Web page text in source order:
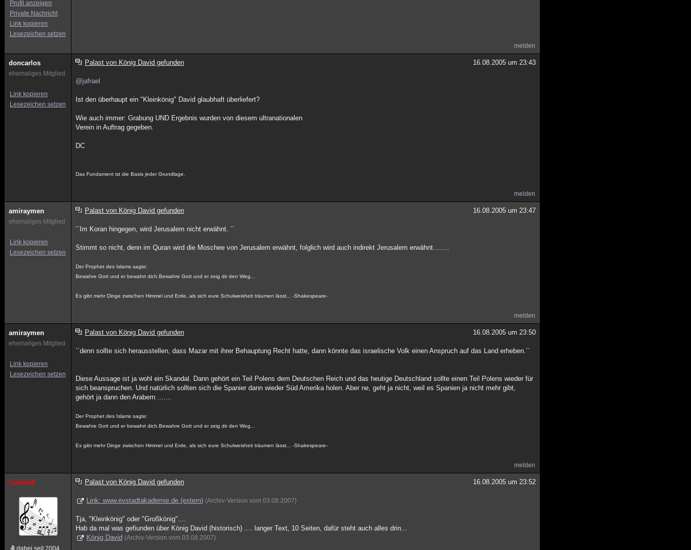
Profil anzeigen
Private Nachricht
Link kopieren
Lesezeichen setzen
melden
doncarlos
ehemaliges Mitglied
Link kopieren
Lesezeichen setzen
Palast von König David gefunden 16.08.2005 um 23:43
@jafrael
Ist den überhaupt ein "Kleinkönig" David glaubhaft überliefert?
Wie auch immer: Grabung UND Ergebnis wurden von diesem ultranationalen
Verein in Auftrag gegeben.
DC
Das Fundament ist die Basis jeder Grundlage.
melden
amiraymen
ehemaliges Mitglied
Link kopieren
Lesezeichen setzen
Palast von König David gefunden 16.08.2005 um 23:47
´´Im Koran hingegen, wird Jerusalem nicht erwähnt. ´´
Stimmt so nicht, denn im Quran wird die Moschee von Jerusalem erwähnt, folglich wird auch indirekt Jerusalem erwähnt........
Der Prophet des Islams sagte:
Bewahre Gott und er bewahrt dich.Bewahre Gott und er zeig dir den Weg...
Es gibt mehr Dinge zwischen Himmel und Erde, als sich eure Schulweisheit träumen lässt... -Shakespeare-
melden
amiraymen
ehemaliges Mitglied
Link kopieren
Lesezeichen setzen
Palast von König David gefunden 16.08.2005 um 23:50
´´denn sollte sich herausstellen, dass Mazar mit ihrer Behauptung Recht hatte, dann könnte das israelische Volk einen Anspruch auf das Land erheben.´´
Diese Aussage ist ja wohl ein Skandal. Dann gehört ein Teil Polens dem Deutschen Reich und das heutige Deutschland sollte einen Teil Polens wieder für
sich beanspruchen. Und natürlich sollten sich die Spanier dann wieder Süd Amerika holen. Aber ne, geht ja nicht, weil es Spanien ja nicht mehr gibt,
gehört ja dann den Arabern .......
Der Prophet des Islams sagte:
Bewahre Gott und er bewahrt dich.Bewahre Gott und er zeig dir den Weg...
Es gibt mehr Dinge zwischen Himmel und Erde, als sich eure Schulweisheit träumen lässt... -Shakespeare-
melden
Schdaiff
dabei seit 2004
Palast von König David gefunden 16.08.2005 um 23:52
Link: www.evstadtakademie.de (extern) (Archiv-Version vom 03.08.2007)
Tja, "Kleinkönig" oder "Großkönig"....
Hab da mal was gefiunden über König David (historisch) .... langer Text, 10 Seiten, dafür steht auch alles drin...
König David (Archiv-Version vom 03.08.2007)